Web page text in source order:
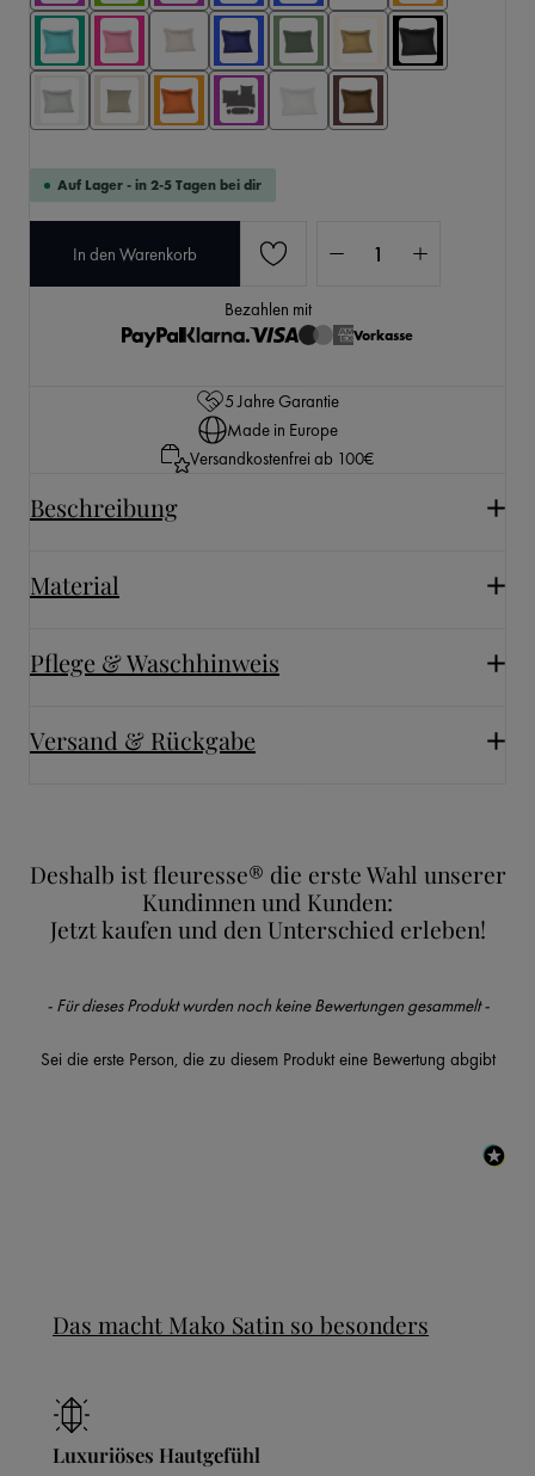
Auf Lager - in 2-5 Tagen bei dir
In den Warenkorb
Bezahlen mit
Vorkasse
5 Jahre Garantie
Made in Europe
Versandkostenfrei ab 100€
Beschreibung
Material
Pflege & Waschhinweis
Versand & Rückgabe
Deshalb ist fleuresse® die erste Wahl unserer
Kundinnen und Kunden:
Jetzt kaufen und den Unterschied erleben!
- Für dieses Produkt wurden noch keine Bewertungen gesammelt -
Sei die erste Person, die zu diesem Produkt eine Bewertung abgibt
New content loaded
Das macht Mako Satin so besonders
Luxuriöses Hautgefühl